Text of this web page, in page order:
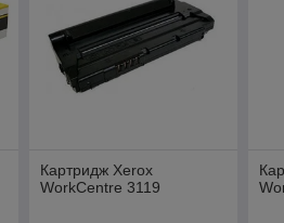
Картридж Xerox
WorkCentre 3119